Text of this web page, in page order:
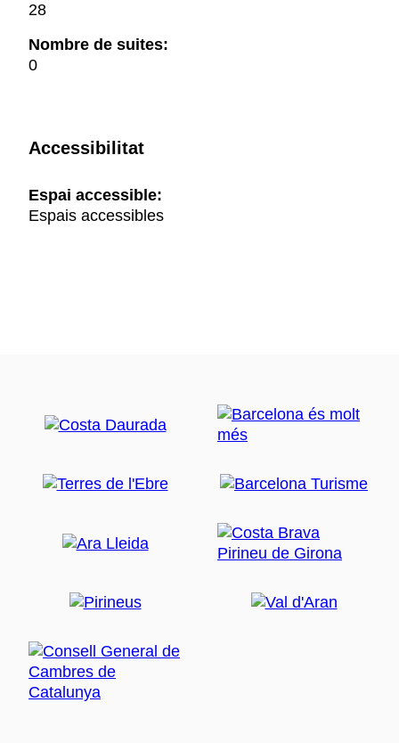
28
Nombre de suites:
0
Accessibilitat
Espai accessible:
Espais accessibles